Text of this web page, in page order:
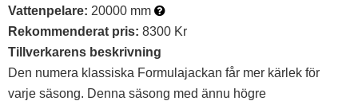
Vattenpelare: 20000 mm
Rekommenderat pris: 8300 Kr
Tillverkarens beskrivning
Den numera klassiska Formulajackan får mer kärlek för
varje säsong. Denna säsong med ännu högre